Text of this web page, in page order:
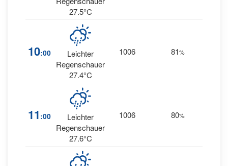
27.5°C
10:00
Leichter
Regenschauer
27.4°C
1006 81%
11 :00
Leichter
Regenschauer
27.6°C
1006 80%